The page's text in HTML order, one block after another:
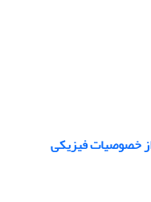
خصوصیات فیزیکی